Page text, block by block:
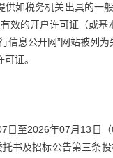
如税务机关出具的一
效的开户许可证（或基
信息公开网”网站被列为
证。
日至2026年07月13日
书及招标公告第三条